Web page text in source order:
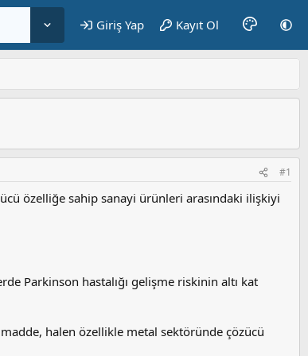
Giriş Yap Kayıt Ol
#1
özelliğe sahip sanayi ürünleri arasındaki ilişkiyi
Parkinson hastalığı gelişme riskinin altı kat
halen özellikle metal sektöründe çözücü